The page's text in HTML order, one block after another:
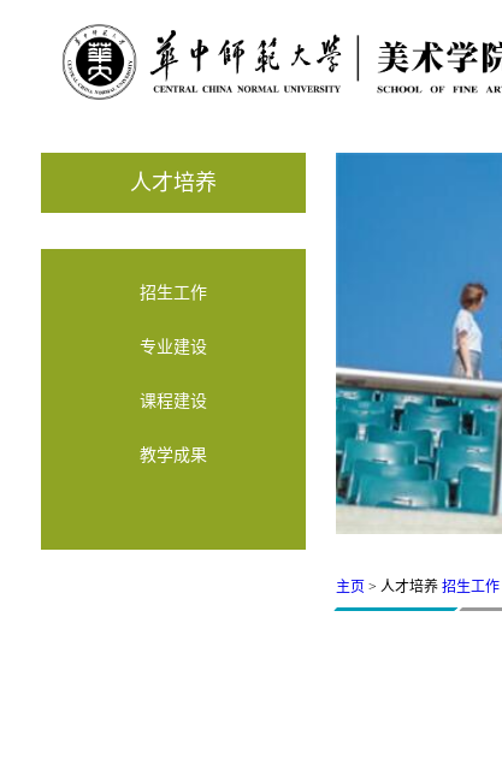
人才培养
招生工作
专业建设
课程建设
教学成果
主页 > 人才培养 招生工作